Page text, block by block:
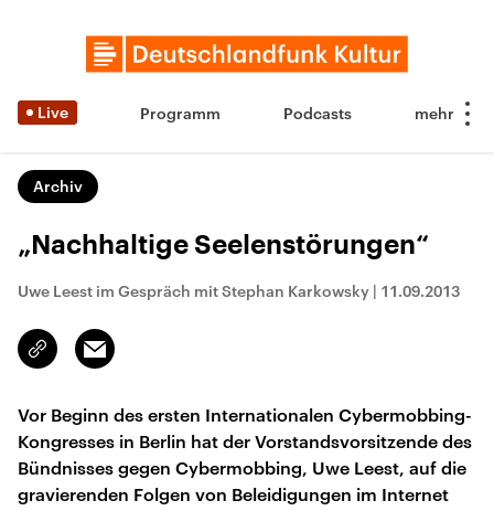
Live Programm Podcasts
Archiv
„Nachhaltige Seelenstörungen“
Uwe Leest im Gespräch mit Stephan Karkowsky | 11.09.2013
Link
kopieren/teilen
Email
Vor Beginn des ersten Internationalen Cybermobbing-
Kongresses in Berlin hat der Vorstandsvorsitzende des
Bündnisses gegen Cybermobbing, Uwe Leest, auf die
gravierenden Folgen von Beleidigungen im Internet